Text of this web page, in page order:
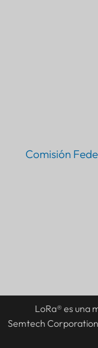
Comisión
LoRa® es una
Semtech